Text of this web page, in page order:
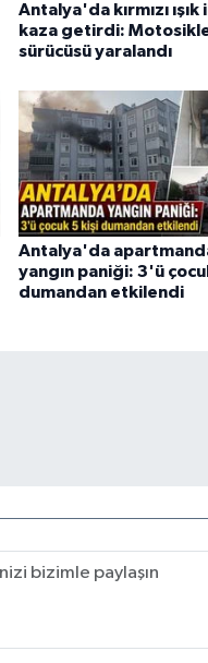
Antalya'da kırmızı ışık
kaza getirdi:
sürücüsü yaralandı
Antalya'da
yangın paniği: 3'ü
dumandan etkilendi